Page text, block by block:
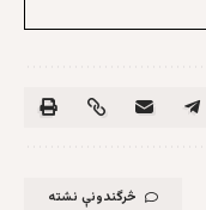
څرگندونې نشته